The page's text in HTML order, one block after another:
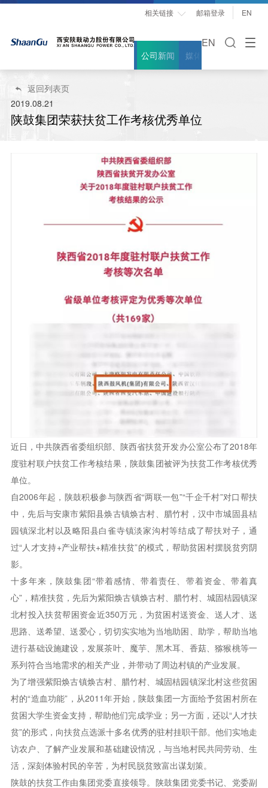
相关链接  邮箱登录 EN
EN
公司新闻 媒体聚焦

返回列表页
2019.08.21
陕鼓集团荣获扶贫工作考核优秀单位
近日，中共陕西省委组织部、陕西省扶贫开发办公室公布了2018年
度驻村联户扶贫工作考核结果，陕鼓集团被评为扶贫工作考核优秀
单位。
自2006年起，陕鼓积极参与陕西省“两联一包”“千企千村”对口帮扶
中，先后与安康市紫阳县焕古镇焕古村、腊竹村，汉中市城固县桔
园镇深北村以及略阳县白雀寺镇淡家沟村等结成了帮扶对子，通
过“人才支持+产业帮扶+精准扶贫”的模式，帮助贫困村摆脱贫穷阴
影。
十多年来，陕鼓集团“带着感情、带着责任、带着资金、带着真
心”，精准扶贫，先后为紫阳焕古镇焕古村、腊竹村、城固桔园镇深
北村投入扶贫帮困资金近350万元，为贫困村送资金、送人才、送
思路、送希望、送爱心，切切实实地为当地助困、助学，帮助当地
进行基础设施建设，发展茶叶、魔芋、黑木耳、香菇、猕猴桃等一
系列符合当地需求的相关产业，并带动了周边村镇的产业发展。
为了增强紫阳焕古镇焕古村、腊竹村、城固桔园镇深北村这些贫困
村的“造血功能”，从2011年开始，陕鼓集团一方面给予贫困村所在
贫困大学生资金支持，帮助他们完成学业；另一方面，还以“人才扶
贫”的形式，向扶贫点选派十多名优秀的驻村挂职干部。他们实地走
访农户、了解产业发展和基础建设情况，与当地村民共同劳动、生
活，深刻体验村民的辛苦，为村民脱贫致富出谋划策。
陕鼓的扶贫工作由集团党委直接领导。陕鼓集团党委书记、党委副